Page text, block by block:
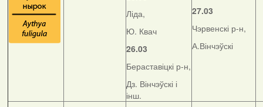
Ліда,
Ю. Квач
26.03
Бераставіцкі р-н,
Дз. Вінчэўскі і
інш.
27.03
Чэрвенскі р-н,
А.Вінчэўскі